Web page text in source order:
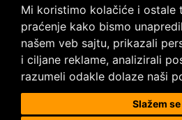
Mi koristimo kolačiće i ostale
praćenje kako bismo
našem veb sajtu, prikazali
i ciljane reklame, analizirali
razumeli odakle dolaze naši
Slažem se
Prodaja i ugradnja